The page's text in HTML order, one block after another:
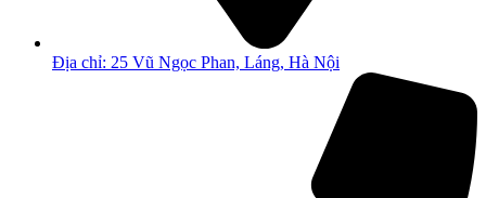
Địa chỉ: 25 Vũ Ngọc Phan, Láng, Hà Nội